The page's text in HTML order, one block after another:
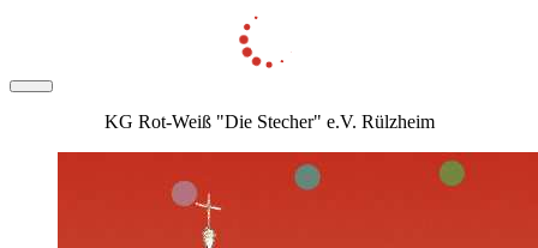
KG Rot-Weiß "Die Stecher" e.V. Rülzheim